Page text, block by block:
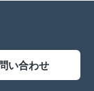
い合わせ